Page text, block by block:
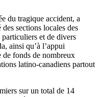
du tragique accident, a
sections locales des
et de divers
ainsi qu’à l’appui
fonds de nombreux
latino-canadiens partout
sur un total de 14